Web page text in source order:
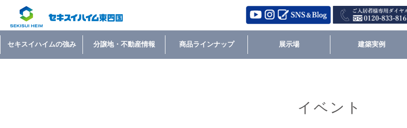
セキスイハイムの強み 分譲地・不動産情報 商品ラインナップ 展示場 建築実例
イベント